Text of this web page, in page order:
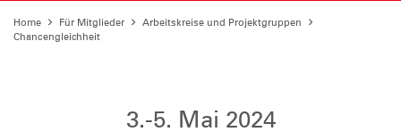
Home Für Mitglieder
Arbeitskreise und Projektgruppen
Chancengleichheit
3.-5. Mai 2024